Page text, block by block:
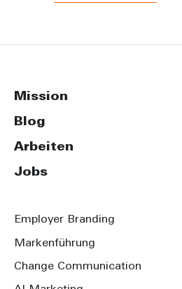
Mission
Blog
Arbeiten
Jobs
Employer Branding
Markenführung
Change Communication